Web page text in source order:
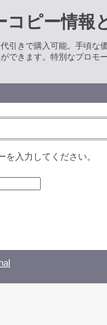
コピー情報
引きで購入可能。手頃な
できます。特別なプロモ
入力してください。